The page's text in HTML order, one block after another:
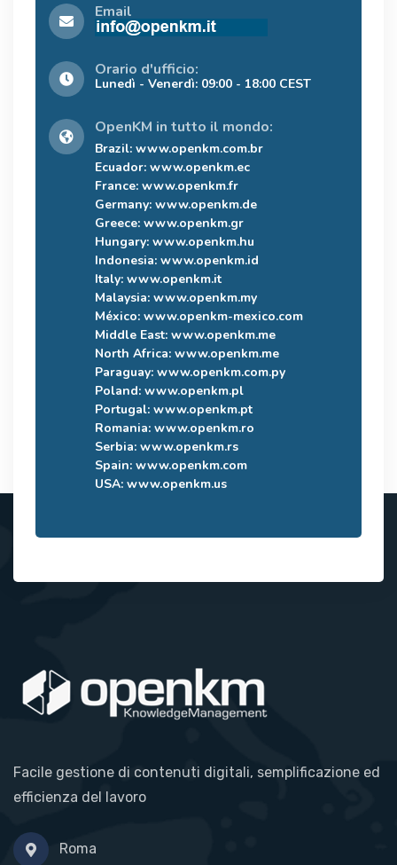
Email
Orario d'ufficio:
Lunedì - Venerdì: 09:00 - 18:00 CEST
OpenKM in tutto il mondo:
Brazil: www.openkm.com.br
Ecuador: www.openkm.ec
France: www.openkm.fr
Germany: www.openkm.de
Greece: www.openkm.gr
Hungary: www.openkm.hu
Indonesia: www.openkm.id
Italy: www.openkm.it
Malaysia: www.openkm.my
México: www.openkm-mexico.com
Middle East: www.openkm.me
North Africa: www.openkm.me
Paraguay: www.openkm.com.py
Poland: www.openkm.pl
Portugal: www.openkm.pt
Romania: www.openkm.ro
Serbia: www.openkm.rs
Spain: www.openkm.com
USA: www.openkm.us
Facile gestione di contenuti digitali, semplificazione ed
efficienza del lavoro
Roma